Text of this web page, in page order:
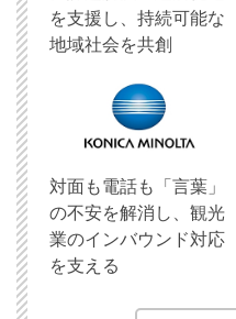
を支援し、持続可能な
地域社会を共創
対面も電話も「言葉」
の不安を解消し、観光
業のインバウンド対応
を支える